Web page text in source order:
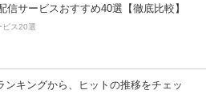
信サービスおすすめ40選【徹底比較】
ビス20選
ンキングから、ヒットの推移をチェッ